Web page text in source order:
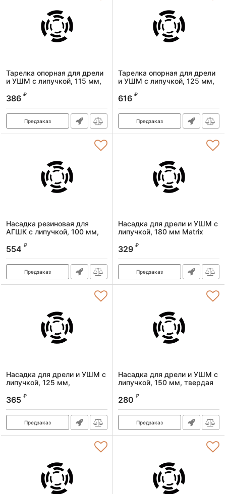
Тарелка опорная для дрели
и УШМ с липучкой, 115 мм,
на d8 Denzel
Артикул: 76247
386 ₽
Предзаказ
Тарелка опорная для дрели
и УШМ с липучкой, 125 мм,
на d8 Denzel
Артикул: 76248
616 ₽
Предзаказ
Насадка резиновая для
АГШК с липучкой, 100 мм,
Артикул:
554 ₽
Предзаказ
Насадка для дрели и УШМ с
липучкой, 180 мм Matrix
Артикул:
329 ₽
Предзаказ
Насадка для дрели и УШМ с
липучкой, 125 мм,
Артикул:
365 ₽
Предзаказ
Насадка для дрели и УШМ с
липучкой, 150 мм, твердая
Артикул:
280 ₽
Предзаказ